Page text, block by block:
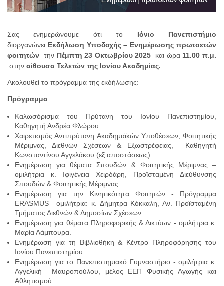
Σας ενημερώνουμε ότι το Ιόνιο
Πανεπιστήμιο
διοργανώνει Εκδήλωση Υποδοχής – Ενημέρωσης πρωτοετών
φοιτητώντην Πέμπτη 23 Οκτωβρίου 2025 και ώρα 11.00 π.μ.
στην αίθουσα Τελετών της Ιονίου Ακαδημίας.
Ακολουθεί το πρόγραμμα της εκδήλωσης:
Πρόγραμμα
Καλωσόρισμα του Πρύτανη του Ιονίου Πανεπιστημίου,
Καθηγητή Ανδρέα Φλώρου.
Χαιρετισμός Αντιπρύτανη Ακαδημαϊκών Υποθέσεων, Φοιτητικής
Μέριμνας, Διεθνών Σχέσεων & Εξωστρέφειας, Καθηγητή
Κωνσταντίνου Αγγελάκου (εξ αποστάσεως).
Ενημέρωση για θέματα Σπουδών & Φοιτητικής Μέριμνας –
ομιλήτρια κ. Ιφιγένεια Χειρδάρη, Προϊσταμένη Διεύθυνσης
Σπουδών & Φοιτητικής Μέριμνας
Ενημέρωση για την Κινητικότητα Φοιτητών - Πρόγραμμα
ERASMUS– ομιλήτρια: κ. Δήμητρα Κόκκαλη, Αν. Προϊσταμένη
Τμήματος Διεθνών & Δημοσίων Σχέσεων
Ενημέρωση για θέματα Πληροφορικής & Δικτύων - ομιλήτρια κ.
Μαρία Λάμπουρα.
Ενημέρωση για τη Βιβλιοθήκη & Κέντρο Πληροφόρησης του
Ιονίου Πανεπιστημίου.
Ενημέρωση για το Πανεπιστημιακό Γυμναστήριο - ομιλήτρια κ.
Αγγελική Μαυροπούλου, μέλος ΕΕΠ Φυσικής Αγωγής και
Αθλητισμού.